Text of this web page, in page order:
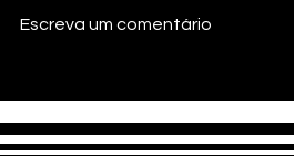
sua identidade no
Escreva um comentário